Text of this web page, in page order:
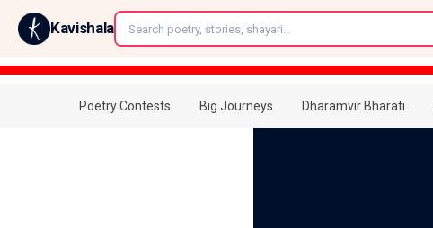
Kavishala
Poetry Contests Big Journeys Dharamvir Bharati